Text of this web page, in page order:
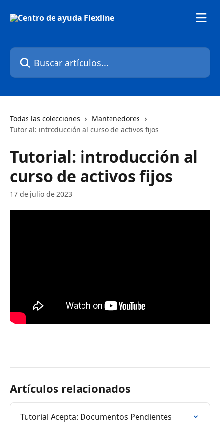
Buscar artículos...
Todas las colecciones
Mantenedores
Tutorial: introducción al curso de activos fijos
Tutorial: introducción al
curso de activos fijos
17 de julio de 2023
Artículos relacionados
Tutorial Acepta: Documentos Pendientes